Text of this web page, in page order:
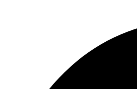
Ciencia Ficción|Fantasía
Comics|Manga|Novela Gráfica
Financiero|Economía|Sociedad
Ensayo|Filosofía|Crónica
Esoterismo|Paranormal